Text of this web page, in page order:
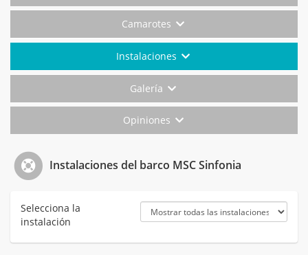
Camarotes
Instalaciones
Galería
Opiniones
Instalaciones del barco MSC Sinfonia
Selecciona la
instalación